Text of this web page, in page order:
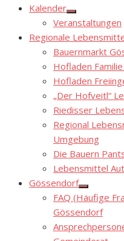
Kalender
Show
sub
menu
Veranstaltungen
Regionale
Bauernmarkt
Hofladen
Hofladen
„Der Hofveitl“
Riedisser
Regional
Umgebung
Die Bauern
Lebensmittel
Gössendorf
Show
sub
menu
FAQ (Häufige
Gössendorf